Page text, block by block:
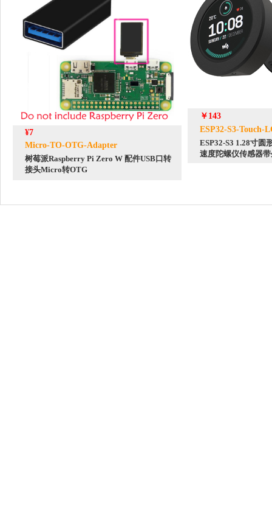
¥7
Micro-TO-OTG-Adapter
树莓派Raspberry Pi Zero W 配件USB口转
接头Micro转OTG
￥143
ESP32-S3-Touch-
ESP32-S3 1.28寸圆
速度陀螺仪传感器